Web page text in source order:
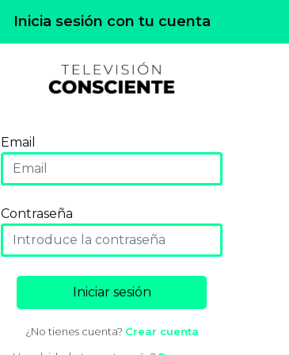
Inicia sesión con tu cuenta
Email
Contraseña
Iniciar sesión
¿No tienes cuenta? Crear cuenta